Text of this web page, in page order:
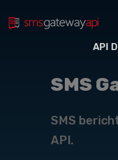
API
SMS
SMS
API.